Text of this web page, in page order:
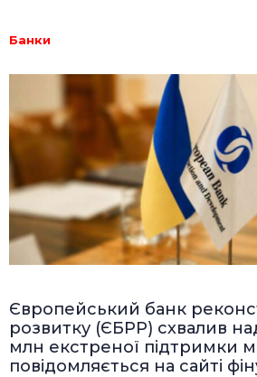
Банки
Європейський банк
розвитку (ЄБРР) схвалив
млн екстреної підтримки
повідомляється на сайті